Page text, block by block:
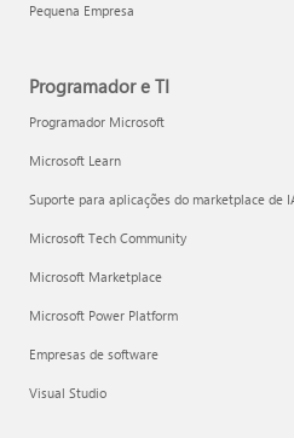
Pequena Empresa
Programador e TI
Programador Microsoft
Microsoft Learn
Suporte para aplicações do marketplace de
Microsoft Tech Community
Microsoft Marketplace
Microsoft Power Platform
Empresas de software
Visual Studio